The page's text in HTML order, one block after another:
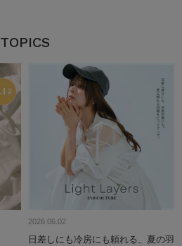
TOPICS
2026.06.02
日差しにも冷房にも頼れる、夏の羽